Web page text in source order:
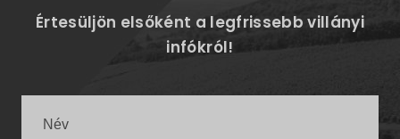
Értesüljön elsőként a legfrissebb villányi
infókról!